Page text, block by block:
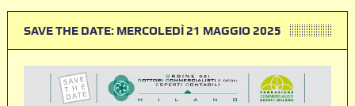
SAVE THE DATE: MERCOLEDÌ 21 MAGGIO 2025